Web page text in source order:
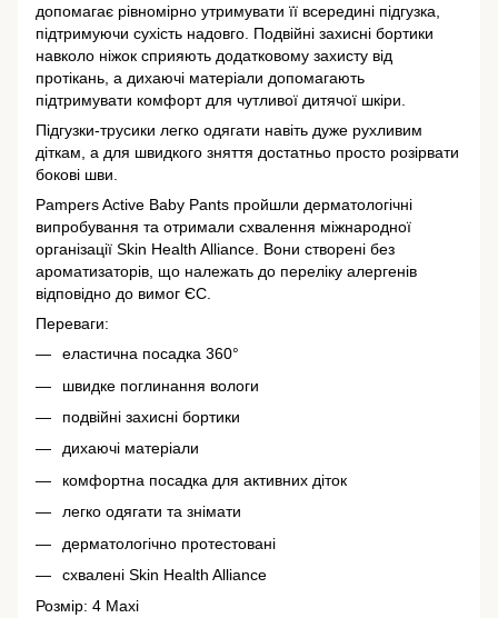
допомагає рівномірно утримувати її всередині підгузка,
підтримуючи сухість надовго. Подвійні захисні бортики
навколо ніжок сприяють додатковому захисту від
протікань, а дихаючі матеріали допомагають
підтримувати комфорт для чутливої дитячої шкіри.
Підгузки-трусики легко одягати навіть дуже рухливим
діткам, а для швидкого зняття достатньо просто розірвати
бокові шви.
Pampers Active Baby Pants пройшли дерматологічні
випробування та отримали схвалення міжнародної
організації Skin Health Alliance. Вони створені без
ароматизаторів, що належать до переліку алергенів
відповідно до вимог ЄС.
Переваги:
еластична посадка 360°
швидке поглинання вологи
подвійні захисні бортики
дихаючі матеріали
комфортна посадка для активних діток
легко одягати та знімати
дерматологічно протестовані
схвалені Skin Health Alliance
Розмір: 4 Maxi